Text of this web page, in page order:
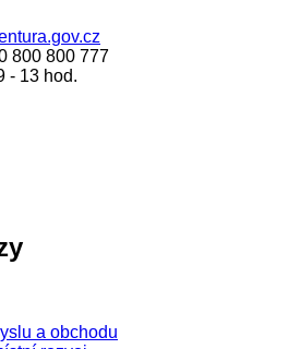
800 800 777
- 13 hod.
a obchodu